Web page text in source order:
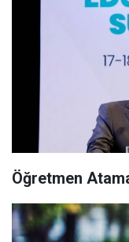
Öğretmen